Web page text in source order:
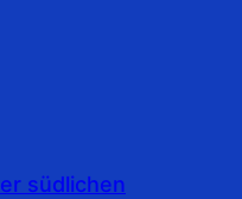
südlichen